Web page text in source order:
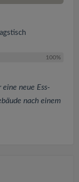
100%
neue Ess-
nach einem